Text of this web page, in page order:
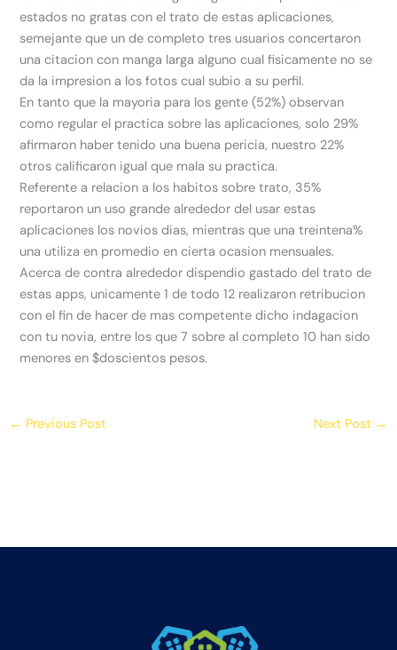
estados no gratas con el trato de estas aplicaciones,
semejante que un de completo tres usuarios concertaron
una citacion con manga larga alguno cual fisicamente no se
da la impresion a los fotos cual subio a su perfil.
En tanto que la mayoria para los gente (52%) observan
como regular el practica sobre las aplicaciones, solo 29%
afirmaron haber tenido una buena pericia, nuestro 22%
otros calificaron igual que mala su practica.
Referente a relacion a los habitos sobre trato, 35%
reportaron un uso grande alrededor del usar estas
aplicaciones los novios dias, mientras que una treintena%
una utiliza en promedio en cierta ocasion mensuales.
Acerca de contra alrededor dispendio gastado del trato de
estas apps, unicamente 1 de todo 12 realizaron retribucion
con el fin de hacer de mas competente dicho indagacion
con tu novia, entre los que 7 sobre al completo 10 han sido
menores en $doscientos pesos.
← Previous Post Next Post →